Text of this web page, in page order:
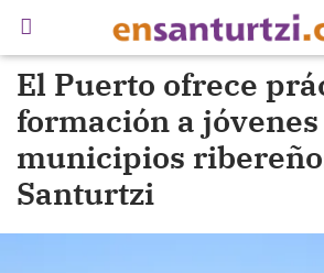
El Puerto ofrece
formación a jóvenes
municipios
Santurtzi